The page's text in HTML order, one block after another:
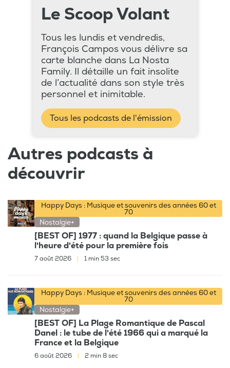
Le Scoop Volant
Tous les lundis et vendredis,
François Campos vous délivre sa
carte blanche dans La Nosta
Family. Il détaille un fait insolite
de l’actualité dans son style très
personnel et inimitable.
Tous les podcasts de l'émission
Autres podcasts à
découvrir
Happy Days : Musique et souvenirs des années 60 et
70
Nostalgie+
[BEST OF] 1977 : quand la Belgique passe à
l'heure d'été pour la première fois
7 août 2026 1 min 53 sec
Happy Days : Musique et souvenirs des années 60 et
70
Nostalgie+
[BEST OF] La Plage Romantique de Pascal
Danel : le tube de l'été 1966 qui a marqué la
France et la Belgique
6 août 2026 2 min 8 sec